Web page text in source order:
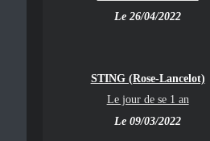
Le 26/04/2022
STING (Rose-Lancelot)
Le jour de se 1 an
Le 09/03/2022